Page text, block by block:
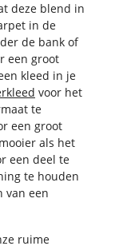
deze blend in
in de
de bank of
een groot
kleed in je
voor het
te
een groot
als het
een deel te
te houden
van een
ruime